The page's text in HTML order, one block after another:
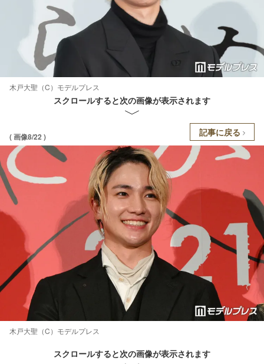
木戸大聖（C）モデルプレス
スクロールすると次の画像が表示されます
( 画像8/22 ) 記事に戻る
木戸大聖（C）モデルプレス
スクロールすると次の画像が表示されます